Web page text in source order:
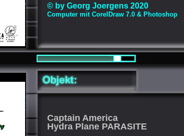
© by Georg Joergens 2020
Computer mit CorelDraw 7.0 & Photoshop
Captain America
Hydra Plane PARASITE